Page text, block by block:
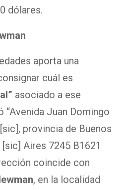
dólares.
aporta una
cuál es
asociado a ese
“Avenida Juan Domingo
provincia de Buenos
Aires 7245 B1621
coincide con
, en la localidad